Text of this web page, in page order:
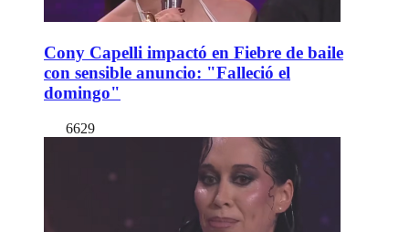
Cony Capelli impactó en Fiebre de baile
con sensible anuncio: "Falleció el
domingo"
6629